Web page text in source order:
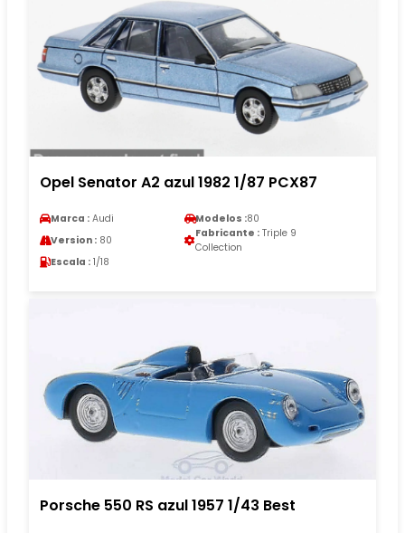
Opel Senator A2 azul 1982 1/87 PCX87
Marca : Audi Modelos :80
Version : 80
Fabricante : Triple 9
Collection
Escala : 1/18
Porsche 550 RS azul 1957 1/43 Best